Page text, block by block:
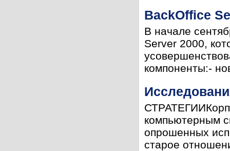
BackOffice
В начале
Server 2000,
компоненты:-
компьютерным
опрошенных
старое